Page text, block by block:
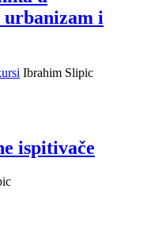
urbanizam i
Ibrahim Slipic
ispitivače